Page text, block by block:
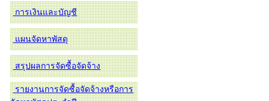
การเงินและบัญชี
แผนจัดหาพัสดุ
สรุปผลการจัดซื้อจัดจ้าง
รายงานการจัดซื้อจัดจ้างหรือการ